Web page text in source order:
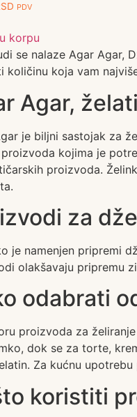
PDV
korpu
se nalaze Agar Agar,
količinu koja vam
Agar,
je biljni sastojak za
kojima je
proizvoda.
za
je namenjen pripremi
olakšavaju pripremu
odabrati
proizvoda za
dok se za torte,
Za kućnu
koristiti